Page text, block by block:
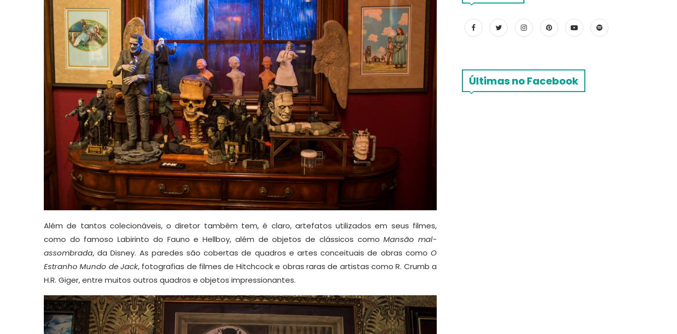
Além de tantos colecionáveis, o diretor também tem, é claro, artefatos utilizados em seus filmes,
como do famoso Labirinto do Fauno e Hellboy, além de objetos de clássicos comoMansão mal-
assombrada, da Disney. As paredes são cobertas de quadros e artes conceituais de obras como O
Estranho Mundo de Jack, fotografias de filmes de Hitchcock e obras raras de artistas como R. Crumb a
H.R. Giger, entre muitos outros quadros e objetos impressionantes.
Últimas no Facebook